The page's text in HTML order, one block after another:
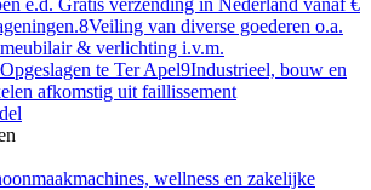
8Veiling van diverse goederen o.a.
& verlichting i.v.m.
te Ter Apel9Industrieel, bouw en
afkomstig uit faillissement
wellness en zakelijke